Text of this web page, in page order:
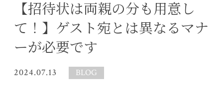
【招待状は両親の分も用意し
て！】ゲスト宛とは異なるマナ
ーが必要です
2024.07.13 BLOG